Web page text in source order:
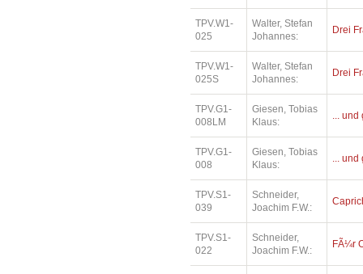
TPV.W1-
025
Walter, Stefan
Johannes:
Drei
TPV.W1-
025S
Walter, Stefan
Johannes:
Drei
TPV.G1-
008LM
Giesen, Tobias
Klaus:
...
TPV.G1-
008
Giesen, Tobias
Klaus:
...
TPV.S1-
039
Schneider,
Joachim F.W.:
TPV.S1-
022
Schneider,
Joachim F.W.:
FÃ¼r